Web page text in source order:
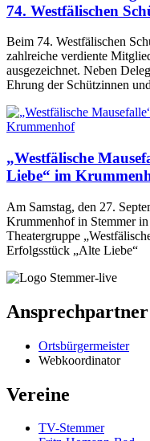
74. Westfälischen
Beim 74. Westfälischen
zahlreiche verdiente
ausgezeichnet. Neben
Ehrung der Schützinnen
„Westfälische
Liebe“ im
Am Samstag, den 27.
Krummenhof in Stemmer
Theatergruppe
Erfolgsstück „Alte Liebe“
Ansprechpartner
Ortsbürgermeister
Webkoordinator
Vereine
TV-Stemmer